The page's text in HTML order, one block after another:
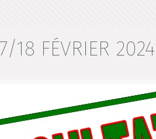
18 FÉVRIER 2024